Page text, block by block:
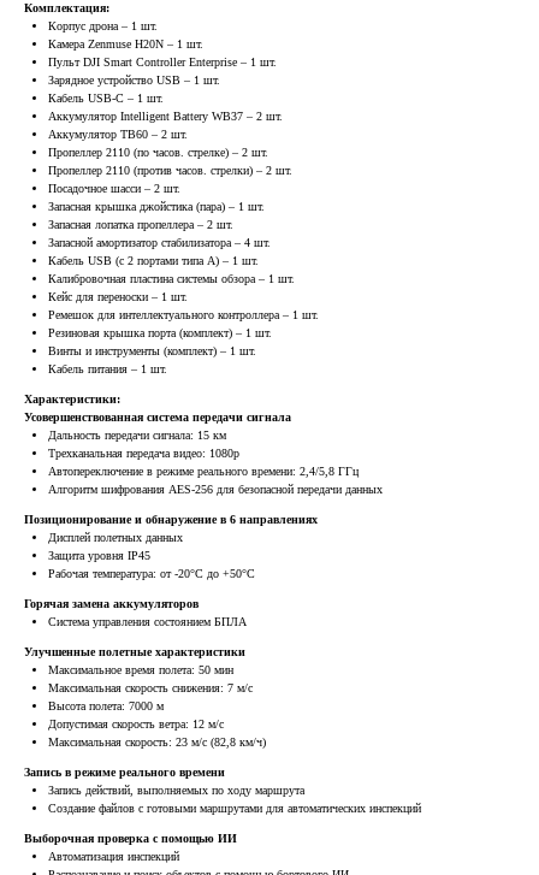
Комплектация:
Корпус дрона – 1 шт.
Камера Zenmuse H20N – 1 шт.
Пульт DJI Smart Controller Enterprise – 1 шт.
Зарядное устройство USB – 1 шт.
Кабель USB-C – 1 шт.
Аккумулятор Intelligent Battery WB37 – 2 шт.
Аккумулятор TB60 – 2 шт.
Пропеллер 2110 (по часов. стрелке) – 2 шт.
Пропеллер 2110 (против часов. стрелки) – 2 шт.
Посадочное шасси – 2 шт.
Запасная крышка джойстика (пара) – 1 шт.
Запасная лопатка пропеллера – 2 шт.
Запасной амортизатор стабилизатора – 4 шт.
Кабель USB (с 2 портами типа A) – 1 шт.
Калибровочная пластина системы обзора – 1 шт.
Кейс для переноски – 1 шт.
Ремешок для интеллектуального контроллера – 1 шт.
Резиновая крышка порта (комплект) – 1 шт.
Винты и инструменты (комплект) – 1 шт.
Кабель питания – 1 шт.
Характеристики:
Усовершенствованная система передачи сигнала
Дальность передачи сигнала: 15 км
Трехканальная передача видео: 1080p
Автопереключение в режиме реального времени: 2,4/5,8 ГГц
Алгоритм шифрования AES-256 для безопасной передачи данных
Позиционирование и обнаружение в 6 направлениях
Дисплей полетных данных
Защита уровня IP45
Рабочая температура: от -20°C до +50°C
Горячая замена аккумуляторов
Система управления состоянием БПЛА
Улучшенные полетные характеристики
Максимальное время полета: 50 мин
Максимальная скорость снижения: 7 м/с
Высота полета: 7000 м
Допустимая скорость ветра: 12 м/с
Максимальная скорость: 23 м/с (82,8 км/ч)
Запись в режиме реального времени
Запись действий, выполняемых по ходу маршрута
Создание файлов с готовыми маршрутами для автоматических инспекций
Выборочная проверка с помощью ИИ
Автоматизация инспекций